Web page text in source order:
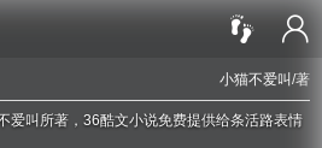
小猫不爱叫/著
爱叫所著，36酷文小说免费提供给条活路表情